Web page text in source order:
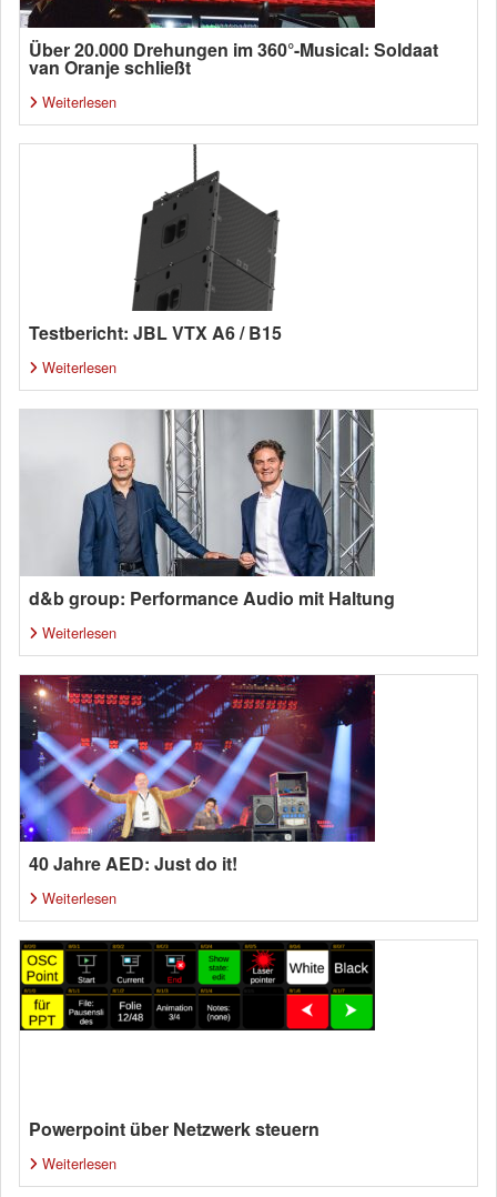
Über 20.000 Drehungen im 360°-Musical: Soldaat
van Oranje schließt
Weiterlesen
Testbericht: JBL VTX A6 / B15
Weiterlesen
d&b group: Performance Audio mit Haltung
Weiterlesen
40 Jahre AED: Just do it!
Weiterlesen
Powerpoint über Netzwerk steuern
Weiterlesen